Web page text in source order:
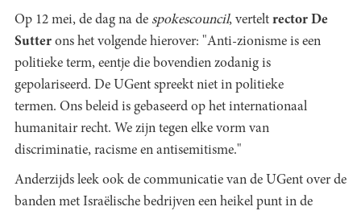
Op 12 mei, de dag na de spokescouncil, vertelt rector De
Sutter ons het volgende hierover: "Anti-zionisme is een
politieke term, eentje die bovendien zodanig is
gepolariseerd. De UGent spreekt niet in politieke
termen. Ons beleid is gebaseerd op het internationaal
humanitair recht. We zijn tegen elke vorm van
discriminatie, racisme en antisemitisme."
Anderzijds leek ook de communicatie van de UGent over de
banden met Israëlische bedrijven een heikel punt in de